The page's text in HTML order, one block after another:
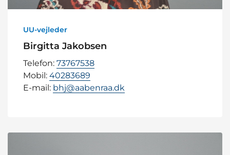
UU-vejleder
Birgitta Jakobsen
Telefon: 73767538
Mobil: 40283689
E-mail: bhj@aabenraa.dk